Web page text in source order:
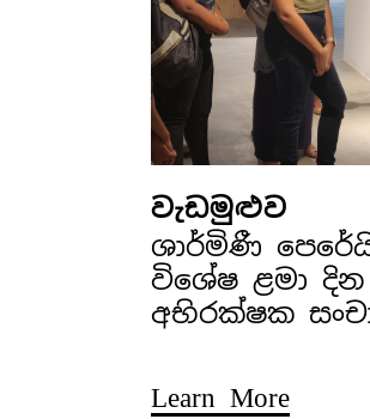
වැඩමුළුව
ශාර්මිණී
විශේෂ ළමා දින
අභිරක්ෂක
Learn More